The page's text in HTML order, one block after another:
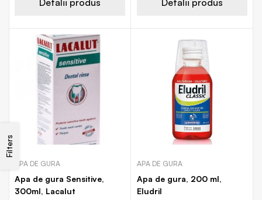
Filters
Detalii produs Detalii produs
APA DE GURA
Apa de gura Sensitive,
300ml, Lacalut
APA DE GURA
Apa de gura, 200 ml,
Eludril